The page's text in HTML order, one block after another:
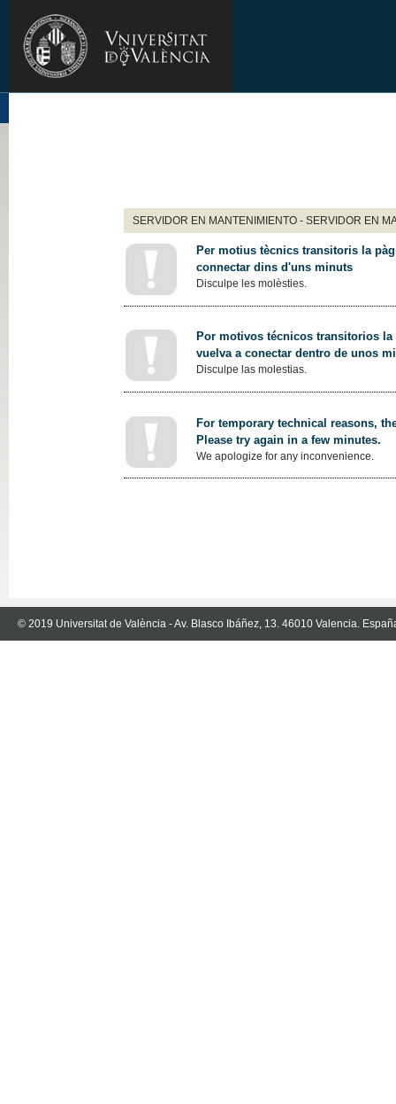
SERVIDOR EN MANTENIMIENTO - SERVIDOR EN
Per motius tècnics transitoris la
connectar dins d'uns minuts
Disculpe les molèsties.
Por motivos técnicos transitorios
vuelva a conectar dentro de unos
Disculpe las molestias.
For temporary technical reasons,
Please try again in a few minutes.
We apologize for any inconvenience.
© 2019 Universitat de València - Av. Blasco Ibáñez, 13. 46010 Valencia.